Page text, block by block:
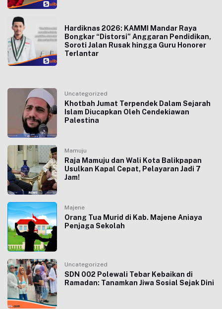
Hardiknas 2026: KAMMI Mandar Raya
Bongkar “Distorsi” Anggaran Pendidikan,
Soroti Jalan Rusak hingga Guru Honorer
Terlantar
Uncategorized
Khotbah Jumat Terpendek Dalam Sejarah
Islam Diucapkan Oleh Cendekiawan
Palestina
Mamuju
Raja Mamuju dan Wali Kota Balikpapan
Usulkan Kapal Cepat, Pelayaran Jadi 7
Jam!
Majene
Orang Tua Murid di Kab. Majene Aniaya
Penjaga Sekolah
Uncategorized
SDN 002 Polewali Tebar Kebaikan di
Ramadan: Tanamkan Jiwa Sosial Sejak Dini